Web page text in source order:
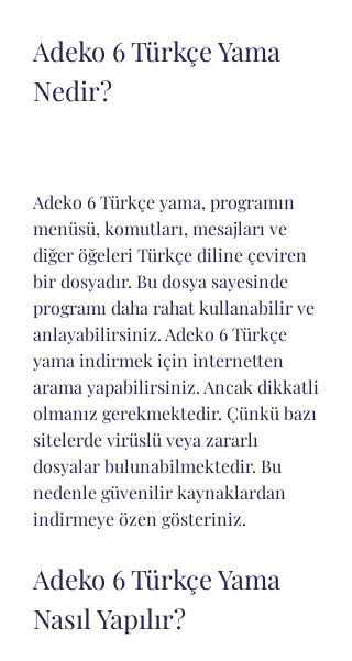
Adeko 6 Türkçe Yama
Nedir?
Adeko 6 Türkçe yama, programın
menüsü, komutları, mesajları ve
diğer öğeleri Türkçe diline çeviren
bir dosyadır. Bu dosya sayesinde
programı daha rahat kullanabilir ve
anlayabilirsiniz. Adeko 6 Türkçe
yama indirmek için internetten
arama yapabilirsiniz. Ancak dikkatli
olmanız gerekmektedir. Çünkü bazı
sitelerde virüslü veya zararlı
dosyalar bulunabilmektedir. Bu
nedenle güvenilir kaynaklardan
indirmeye özen gösteriniz.
Adeko 6 Türkçe Yama
Nasıl Yapılır?